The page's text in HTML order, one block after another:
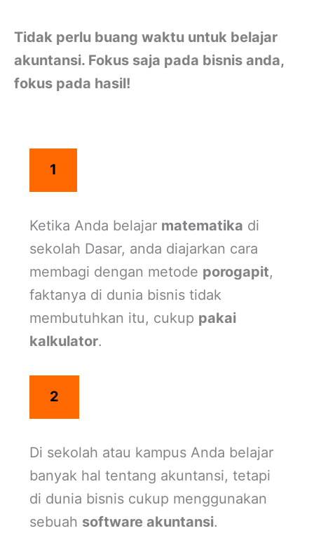
Tidak perlu buang waktu untuk belajar
akuntansi. Fokus saja pada bisnis anda,
fokus pada hasil!
1
Ketika Anda belajar matematika di
sekolah Dasar, anda diajarkan cara
membagi dengan metode porogapit,
faktanya di dunia bisnis tidak
membutuhkan itu, cukup pakai
kalkulator.
2
Di sekolah atau kampus Anda belajar
banyak hal tentang akuntansi, tetapi
di dunia bisnis cukup menggunakan
sebuah software akuntansi.